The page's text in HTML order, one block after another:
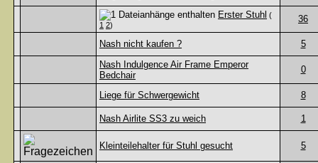
Erster Stuhl (
1 2)
36
Nash nicht kaufen ?
5
Nash Indulgence Air Frame Emperor
Bedchair
0
Liege für Schwergewicht 8
Nash Airlite SS3 zu weich 1
Kleinteilehalter für Stuhl gesucht 5